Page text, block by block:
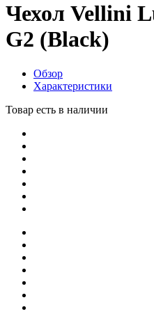
Чехол Vellini
G2 (Black)
Обзор
Характеристики
Товар есть в наличии